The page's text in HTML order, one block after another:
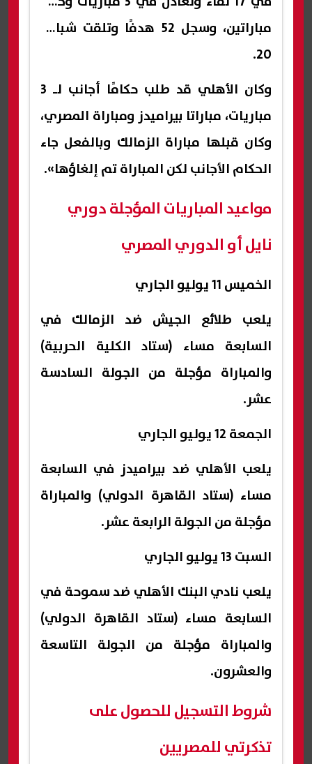
مباراتين، وسجل 52 هدفًا وتلقت شباكه
20.
وكان الأهلي قد طلب حكامًا أجانب لـ 3
مباريات، مباراتا بيراميدز ومباراة المصري،
وكان قبلها مباراة الزمالك وبالفعل جاء
الحكام الأجانب لكن المباراة تم إلغاؤها».
مواعيد المباريات المؤجلة دوري
نايل أو الدوري المصري
الخميس 11 يوليو الجاري
يلعب طلائع الجيش ضد الزمالك في
السابعة مساء (ستاد الكلية الحربية)
والمباراة مؤجلة من الجولة السادسة
عشر.
الجمعة 12 يوليو الجاري
يلعب الأهلي ضد بيراميدز في السابعة
مساء (ستاد القاهرة الدولي) والمباراة
مؤجلة من الجولة الرابعة عشر.
السبت 13 يوليو الجاري
يلعب نادي البنك الأهلي ضد سموحة في
السابعة مساء (ستاد القاهرة الدولي)
والمباراة مؤجلة من الجولة التاسعة
والعشرون.
شروط التسجيل للحصول على
تذكرتي للمصريين